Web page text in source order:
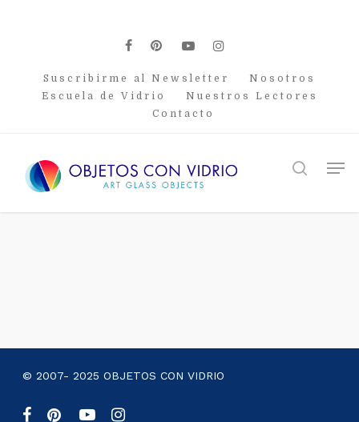
facebook
pinterest
youtubeinstagram
Suscribirme al Newsletter
Nosotros
Escuela de Vidrio
Nuestros Lectores
Contacto
search
© 2007- 2025 OBJETOS CON VIDRIO
facebookpinterestyoutubeinstagram